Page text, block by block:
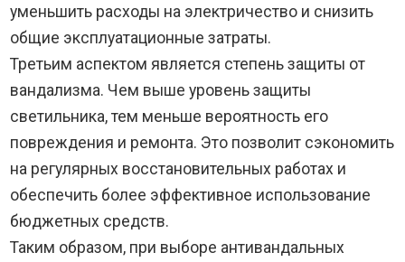
уменьшить расходы на электричество и снизить
общие эксплуатационные затраты.
Третьим аспектом является степень защиты от
вандализма. Чем выше уровень защиты
светильника, тем меньше вероятность его
повреждения и ремонта. Это позволит сэкономить
на регулярных восстановительных работах и
обеспечить более эффективное использование
бюджетных средств.
Таким образом, при выборе антивандальных